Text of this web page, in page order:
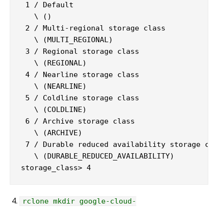
1 / Default
   \ ()
2 / Multi-regional storage class
   \ (MULTI_REGIONAL)
3 / Regional storage class
   \ (REGIONAL)
4 / Nearline storage class
   \ (NEARLINE)
5 / Coldline storage class
   \ (COLDLINE)
6 / Archive storage class
   \ (ARCHIVE)
7 / Durable reduced availability storage
   \ (DURABLE_REDUCED_AVAILABILITY)
storage_class> 4
rclone mkdir google-cloud-